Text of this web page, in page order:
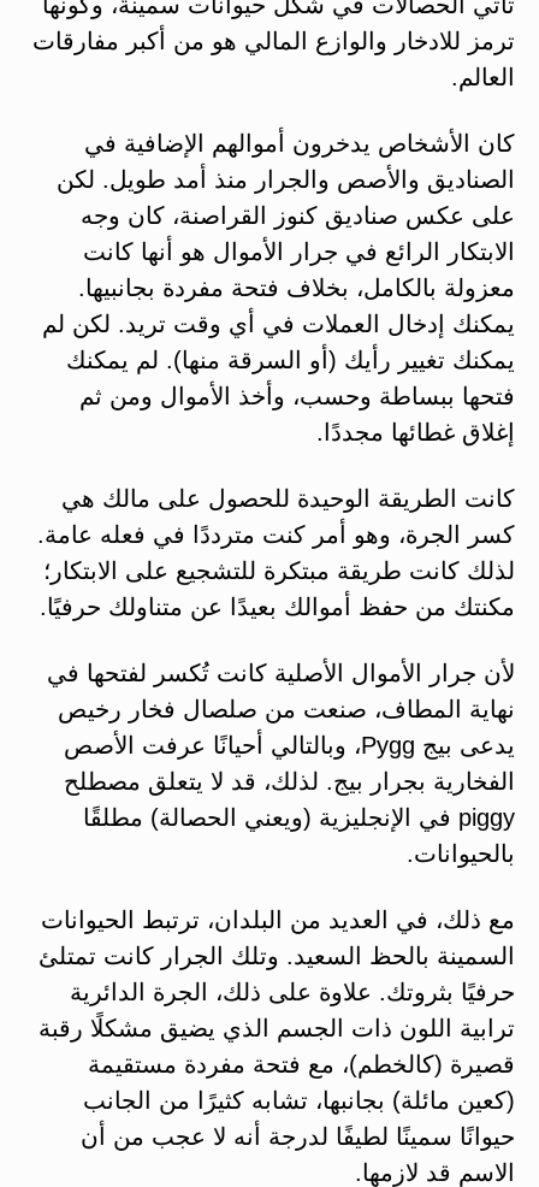
ترمز للادخار والوازع المالي هو من أكبر مفارقات
العالم.
كان الأشخاص يدخرون أموالهم الإضافية في
الصناديق والأصص والجرار منذ أمد طويل. لكن
على عكس صناديق كنوز القراصنة، كان وجه
الابتكار الرائع في جرار الأموال هو أنها كانت
معزولة بالكامل، بخلاف فتحة مفردة بجانبيها.
يمكنك إدخال العملات في أي وقت تريد. لكن لم
يمكنك تغيير رأيك (أو السرقة منها). لم يمكنك
فتحها ببساطة وحسب، وأخذ الأموال ومن ثم
إغلاق غطائها مجددًا.
كانت الطريقة الوحيدة للحصول على مالك هي
كسر الجرة، وهو أمر كنت مترددًا في فعله عامة.
لذلك كانت طريقة مبتكرة للتشجيع على الابتكار؛
مكنتك من حفظ أموالك بعيدًا عن متناولك حرفيًا.
لأن جرار الأموال الأصلية كانت تُكسر لفتحها في
نهاية المطاف، صنعت من صلصال فخار رخيص
يدعى بيج Pygg، وبالتالي أحيانًا عرفت الأصص
الفخارية بجرار بيج. لذلك، قد لا يتعلق مصطلح
piggy في الإنجليزية (ويعني الحصالة) مطلقًا
بالحيوانات.
مع ذلك، في العديد من البلدان، ترتبط الحيوانات
السمينة بالحظ السعيد. وتلك الجرار كانت تمتلئ
حرفيًا بثروتك. علاوة على ذلك، الجرة الدائرية
ترابية اللون ذات الجسم الذي يضيق مشكلًا رقبة
قصيرة (كالخطم)، مع فتحة مفردة مستقيمة
(كعين مائلة) بجانبها، تشابه كثيرًا من الجانب
حيوانًا سمينًا لطيفًا لدرجة أنه لا عجب من أن
الاسم قد لازمها.